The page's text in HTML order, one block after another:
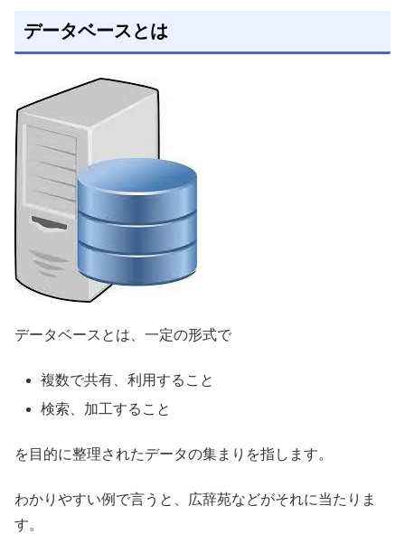
データベースとは
データベースとは、一定の形式で
複数で共有、利用すること
検索、加工すること
を目的に整理されたデータの集まりを指します。
わかりやすい例で言うと、広辞苑などがそれに当たりま
す。